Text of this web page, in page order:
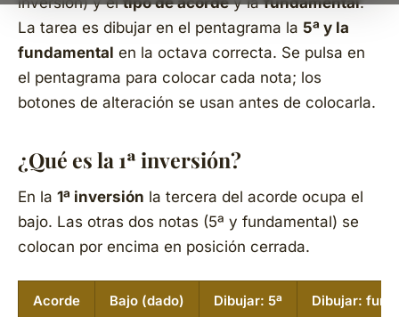
La tarea es dibujar en el pentagrama la 5ª y la
fundamental en la octava correcta. Se pulsa en
el pentagrama para colocar cada nota; los
botones de alteración se usan antes de colocarla.
¿Qué es la 1ª inversión?
En la 1ª inversión la tercera del acorde ocupa el
bajo. Las otras dos notas (5ª y fundamental) se
colocan por encima en posición cerrada.
Acorde Bajo (dado) Dibujar: 5ª Dibujar: fund.